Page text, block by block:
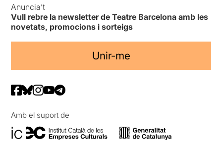
Anuncia’t
Vull rebre la newsletter de Teatre Barcelona amb les
novetats, promocions i sorteigs
Unir-me
Amb el suport de